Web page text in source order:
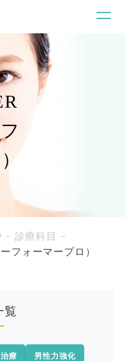
診療科目
フォーマープロ）
覧
療 男性力強化